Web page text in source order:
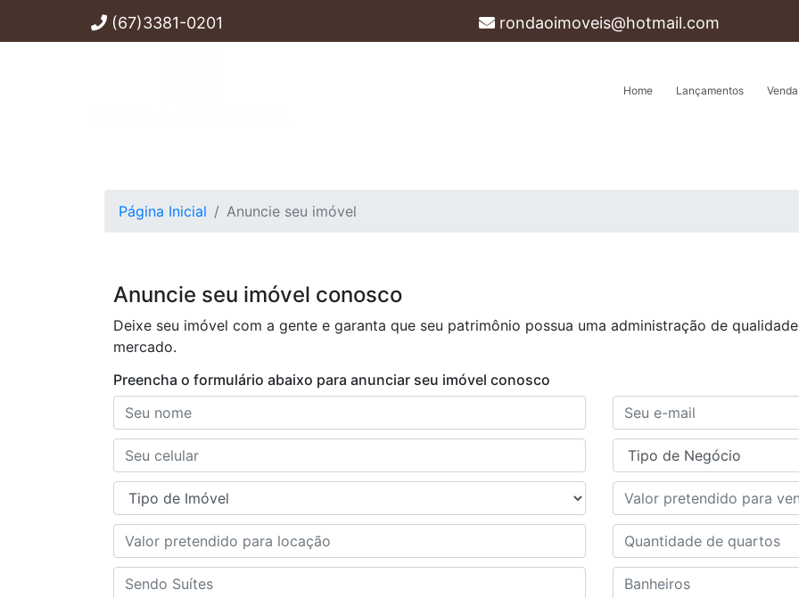
(67)3381-0201 rondaoimoveis@hotmail.com
Home Lançamentos Venda
Página Inicial Anuncie seu imóvel
Anuncie seu imóvel conosco
Deixe seu imóvel com a gente e garanta que seu patrimônio possua uma administração de
mercado.
Preencha o formulário abaixo para anunciar seu imóvel conosco